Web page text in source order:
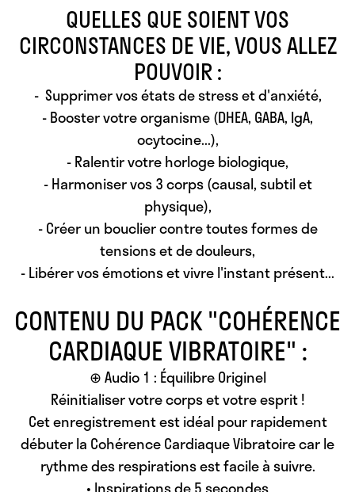
QUELLES QUE SOIENT VOS
CIRCONSTANCES DE VIE, VOUS ALLEZ
POUVOIR :
- Supprimer vos états de stress et d'anxiété,
- Booster votre organisme (DHEA, GABA, IgA,
ocytocine...),
- Ralentir votre horloge biologique,
- Harmoniser vos 3 corps (causal, subtil et
physique),
- Créer un bouclier contre toutes formes de
tensions et de douleurs,
- Libérer vos émotions et vivre l'instant présent...
CONTENU DU PACK "COHÉRENCE
CARDIAQUE VIBRATOIRE" :
⊕ Audio 1 : Équilibre Originel
Réinitialiser votre corps et votre esprit !
Cet enregistrement est idéal pour rapidement
débuter la Cohérence Cardiaque Vibratoire car le
rythme des respirations est facile à suivre.